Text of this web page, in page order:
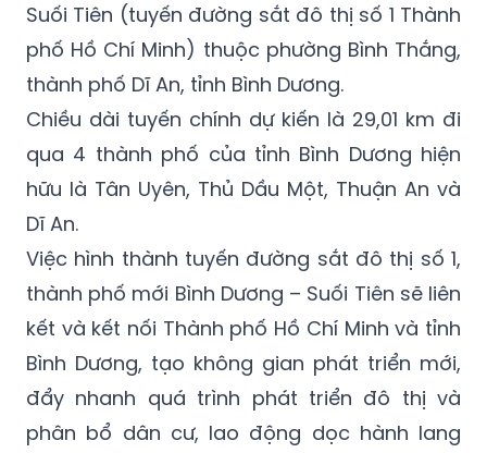
Suối Tiên (tuyến đường sắt đô thị số 1 Thành
phố Hồ Chí Minh) thuộc phường Bình Thắng,
thành phố Dĩ An, tỉnh Bình Dương.
Chiều dài tuyến chính dự kiến là 29,01 km đi
qua 4 thành phố của tỉnh Bình Dương hiện
hữu là Tân Uyên, Thủ Dầu Một, Thuận An và
Dĩ An.
Việc hình thành tuyến đường sắt đô thị số 1,
thành phố mới Bình Dương – Suối Tiên sẽ liên
kết và kết nối Thành phố Hồ Chí Minh và tỉnh
Bình Dương, tạo không gian phát triển mới,
đẩy nhanh quá trình phát triển đô thị và
phân bổ dân cư, lao động dọc hành lang